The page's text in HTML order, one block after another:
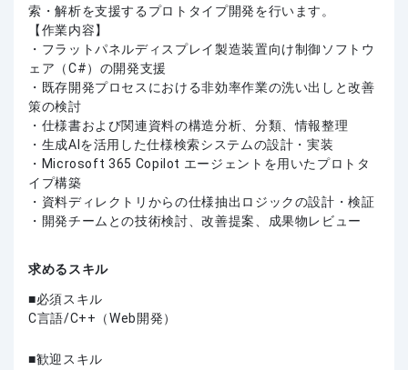
索・解析を支援するプロトタイプ開発を行います。
【作業内容】
・フラットパネルディスプレイ製造装置向け制御ソフトウ
ェア（C#）の開発支援
・既存開発プロセスにおける非効率作業の洗い出しと改善
策の検討
・仕様書および関連資料の構造分析、分類、情報整理
・生成AIを活用した仕様検索システムの設計・実装
・Microsoft 365 Copilot エージェントを用いたプロトタ
イプ構築
・資料ディレクトリからの仕様抽出ロジックの設計・検証
・開発チームとの技術検討、改善提案、成果物レビュー
求めるスキル
必須スキル
C言語/C++（Web開発）
歓迎スキル